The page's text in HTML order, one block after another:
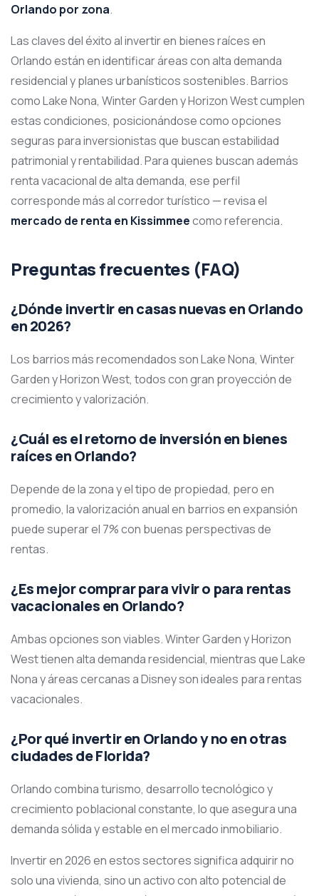
Orlando por zona.
Las claves del éxito al invertir en bienes raíces en
Orlando están en identificar áreas con alta demanda
residencial y planes urbanísticos sostenibles. Barrios
como Lake Nona, Winter Garden y Horizon West cumplen
estas condiciones, posicionándose como opciones
seguras para inversionistas que buscan estabilidad
patrimonial y rentabilidad. Para quienes buscan además
renta vacacional de alta demanda, ese perfil
corresponde más al corredor turístico — revisa el
mercado de renta en Kissimmeecomo referencia.
Preguntas frecuentes (FAQ)
¿Dónde invertir en casas nuevas en Orlando
en 2026?
Los barrios más recomendados son Lake Nona, Winter
Garden y Horizon West, todos con gran proyección de
crecimiento y valorización.
¿Cuál es el retorno de inversión en bienes
raíces en Orlando?
Depende de la zona y el tipo de propiedad, pero en
promedio, la valorización anual en barrios en expansión
puede superar el 7% con buenas perspectivas de
rentas.
¿Es mejor comprar para vivir o para rentas
vacacionales en Orlando?
Ambas opciones son viables. Winter Garden y Horizon
West tienen alta demanda residencial, mientras que Lake
Nona y áreas cercanas a Disney son ideales para rentas
vacacionales.
¿Por qué invertir en Orlando y no en otras
ciudades de Florida?
Orlando combina turismo, desarrollo tecnológico y
crecimiento poblacional constante, lo que asegura una
demanda sólida y estable en el mercado inmobiliario.
Invertir en 2026 en estos sectores significa adquirir no
solo una vivienda, sino un activo con alto potencial de